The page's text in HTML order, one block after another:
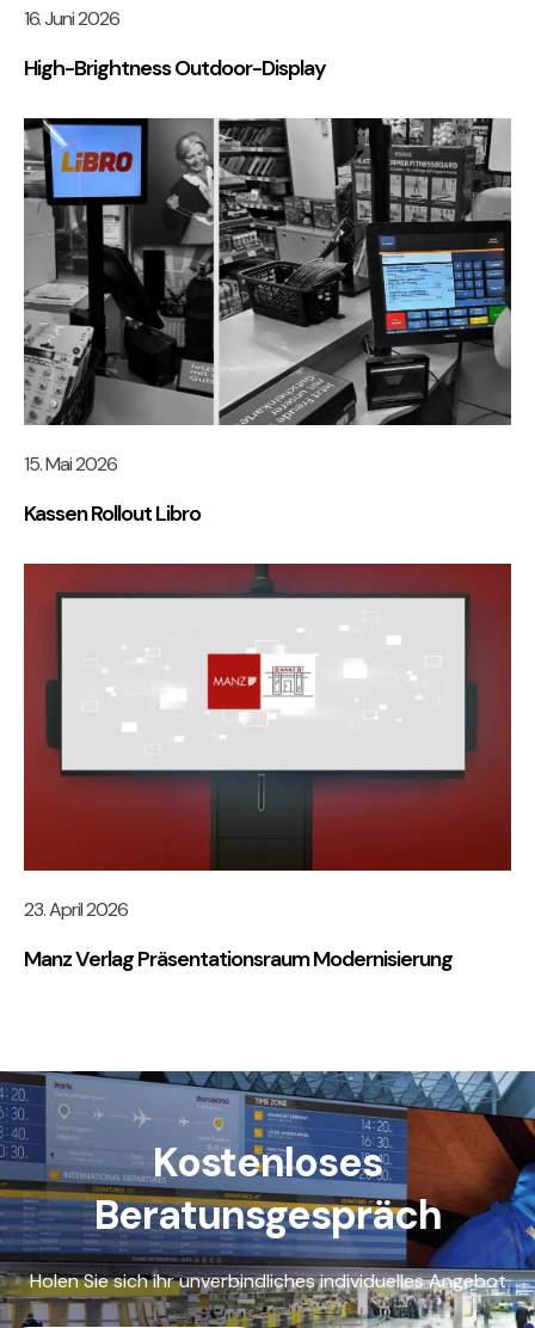
16. Juni 2026
High-Brightness Outdoor-Display
15. Mai 2026
Kassen Rollout Libro
23. April 2026
Manz Verlag Präsentationsraum Modernisierung
Kostenloses
Beratunsgespräch
Holen Sie sich ihr unverbindliches individuelles Angebot